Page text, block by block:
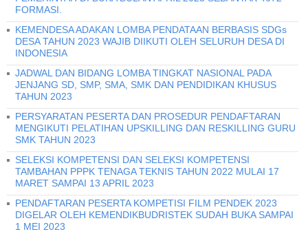
FORMASI.
KEMENDESA ADAKAN LOMBA PENDATAAN BERBASIS SDGs
DESA TAHUN 2023 WAJIB DIIKUTI OLEH SELURUH DESA DI
INDONESIA
JADWAL DAN BIDANG LOMBA TINGKAT NASIONAL PADA
JENJANG SD, SMP, SMA, SMK DAN PENDIDIKAN KHUSUS
TAHUN 2023
PERSYARATAN PESERTA DAN PROSEDUR PENDAFTARAN
MENGIKUTI PELATIHAN UPSKILLING DAN RESKILLING GURU
SMK TAHUN 2023
SELEKSI KOMPETENSI DAN SELEKSI KOMPETENSI
TAMBAHAN PPPK TENAGA TEKNIS TAHUN 2022 MULAI 17
MARET SAMPAI 13 APRIL 2023
PENDAFTARAN PESERTA KOMPETISI FILM PENDEK 2023
DIGELAR OLEH KEMENDIKBUDRISTEK SUDAH BUKA SAMPAI
1 MEI 2023